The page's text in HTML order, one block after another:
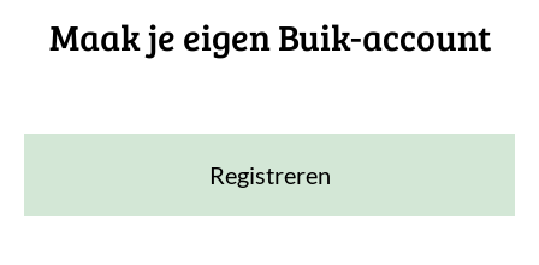
Maak je eigen Buik-account
Registreren